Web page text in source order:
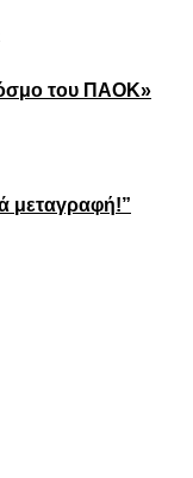
του ΠΑΟΚ»
μεταγραφή!”